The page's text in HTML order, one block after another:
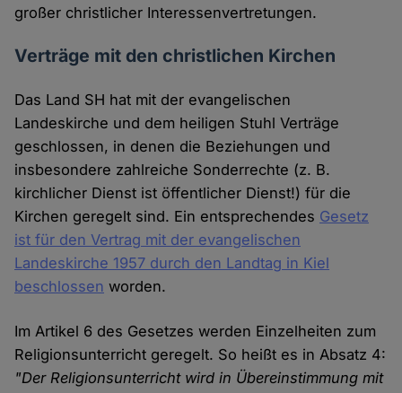
großer christlicher Interessenvertretungen.
Verträge mit den christlichen Kirchen
Das Land SH hat mit der evangelischen
Landeskirche und dem heiligen Stuhl Verträge
geschlossen, in denen die Beziehungen und
insbesondere zahlreiche Sonderrechte (z. B.
kirchlicher Dienst ist öffentlicher Dienst!) für die
Kirchen geregelt sind. Ein entsprechendes Gesetz
ist für den Vertrag mit der evangelischen
Landeskirche 1957 durch den Landtag in Kiel
beschlossen worden.
Im Artikel 6 des Gesetzes werden Einzelheiten zum
Religionsunterricht geregelt. So heißt es in Absatz 4:
"Der Religionsunterricht wird in Übereinstimmung mit